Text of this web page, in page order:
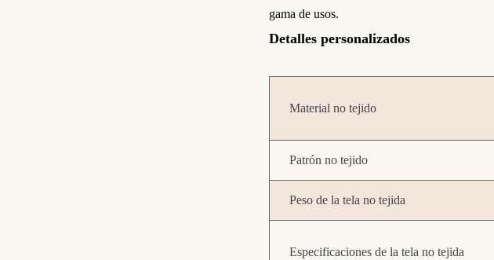
gama de usos.
Detalles personalizados
Material no tejido
Patrón no tejido
Peso de la tela no tejida
Especificaciones de la tela no tejida